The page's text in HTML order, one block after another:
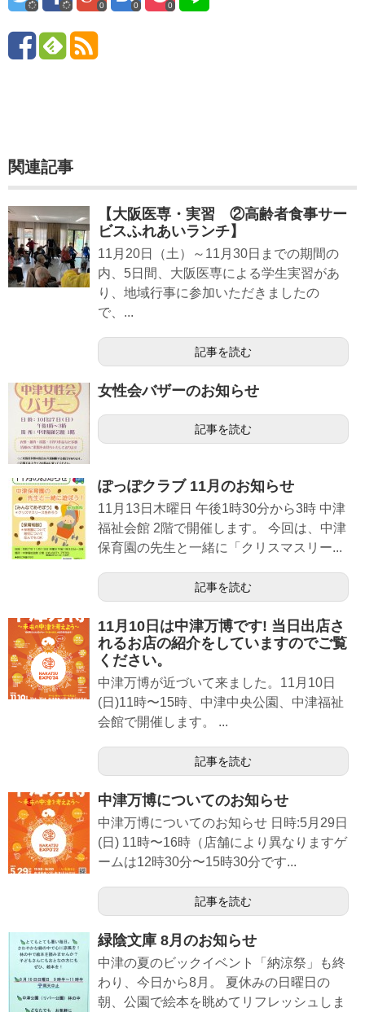
0 0 0
関連記事
【大阪医専・実習 ②高齢者食事サー
ビスふれあいランチ】
11月20日（土）～11月30日までの期間の
内、5日間、大阪医専による学生実習があ
り、地域行事に参加いただきましたの
で、...
記事を読む
女性会バザーのお知らせ
記事を読む
ぽっぽクラブ 11月のお知らせ
11月13日木曜日 午後1時30分から3時 中津
福祉会館 2階で開催します。 今回は、中津
保育園の先生と一緒に「クリスマスリー...
記事を読む
11月10日は中津万博です! 当日出店さ
れるお店の紹介をしていますのでご覧
ください。
中津万博が近づいて来ました。11月10日
(日)11時〜15時、中津中央公園、中津福祉
会館で開催します。 ...
記事を読む
中津万博についてのお知らせ
中津万博についてのお知らせ 日時:5月29日
(日) 11時〜16時（店舗により異なりますゲ
ームは12時30分〜15時30分です...
記事を読む
緑陰文庫 8月のお知らせ
中津の夏のビックイベント「納涼祭」も終
わり、今日から8月。 夏休みの日曜日の
朝、公園で絵本を眺めてリフレッシュしま